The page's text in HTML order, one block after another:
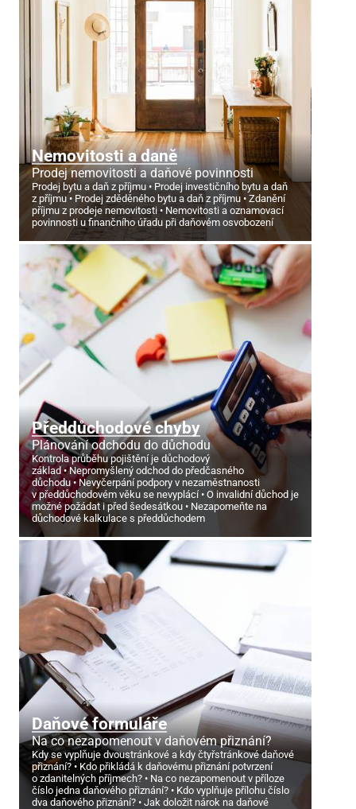
Nemovitosti a daně
Prodej nemovitosti a daňové povinnosti
Prodej bytu a daň z příjmu
Prodej investičního bytu a daň
z příjmu
Prodej zděděného bytu a daň z příjmu
Zdanění
příjmu z prodeje nemovitosti
Nemovitosti a oznamovací
povinnosti u finančního úřadu při daňovém osvobození
Předdůchodové chyby
Plánování odchodu do důchodu
Kontrola průběhu pojištění je důchodový
základ
Nepromyšlený odchod do předčasného
důchodu
Nevyčerpání podpory v nezaměstnanosti
v předdůchodovém věku se nevyplácí
O invalidní důchod je
možné požádat i před šedesátkou
Nezapomeňte na
důchodové kalkulace s předdůchodem
Daňové formuláře
Na co nezapomenout v daňovém přiznání?
Kdy se vyplňuje dvoustránkové a kdy čtyřstránkové daňové
přiznání?
Kdo přikládá k daňovému přiznání potvrzení
o zdanitelných příjmech?
Na co nezapomenout v příloze
číslo jedna daňového přiznání?
Kdo vyplňuje přílohu číslo
dva daňového přiznání?
Jak doložit nárok na daňové